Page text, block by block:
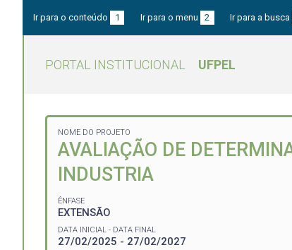
Ir para o conteúdo 1 Ir para o menu 2 Ir para a busca
PORTAL INSTITUCIONAL UFPEL
NOME DO PROJETO
AVALIAÇÃO DE
INDUSTRIA
ÊNFASE
EXTENSÃO
DATA INICIAL - DATA FINAL
27/02/2025 - 27/02/2027